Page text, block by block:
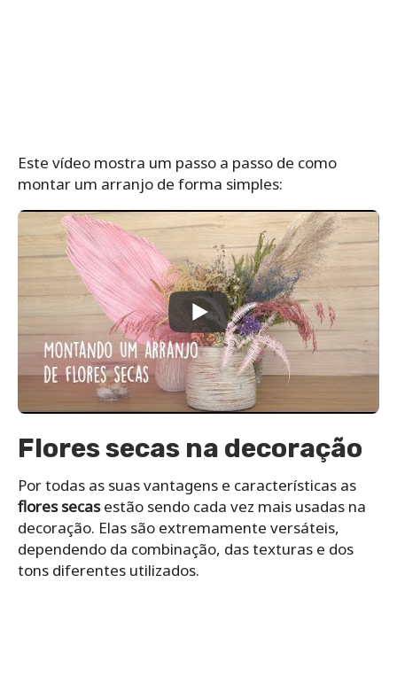
Este vídeo mostra um passo a passo de como
montar um arranjo de forma simples:
Flores secas na decoração
Por todas as suas vantagens e características as
flores secasestão sendo cada vez mais usadas na
decoração. Elas são extremamente versáteis,
dependendo da combinação, das texturas e dos
tons diferentes utilizados.